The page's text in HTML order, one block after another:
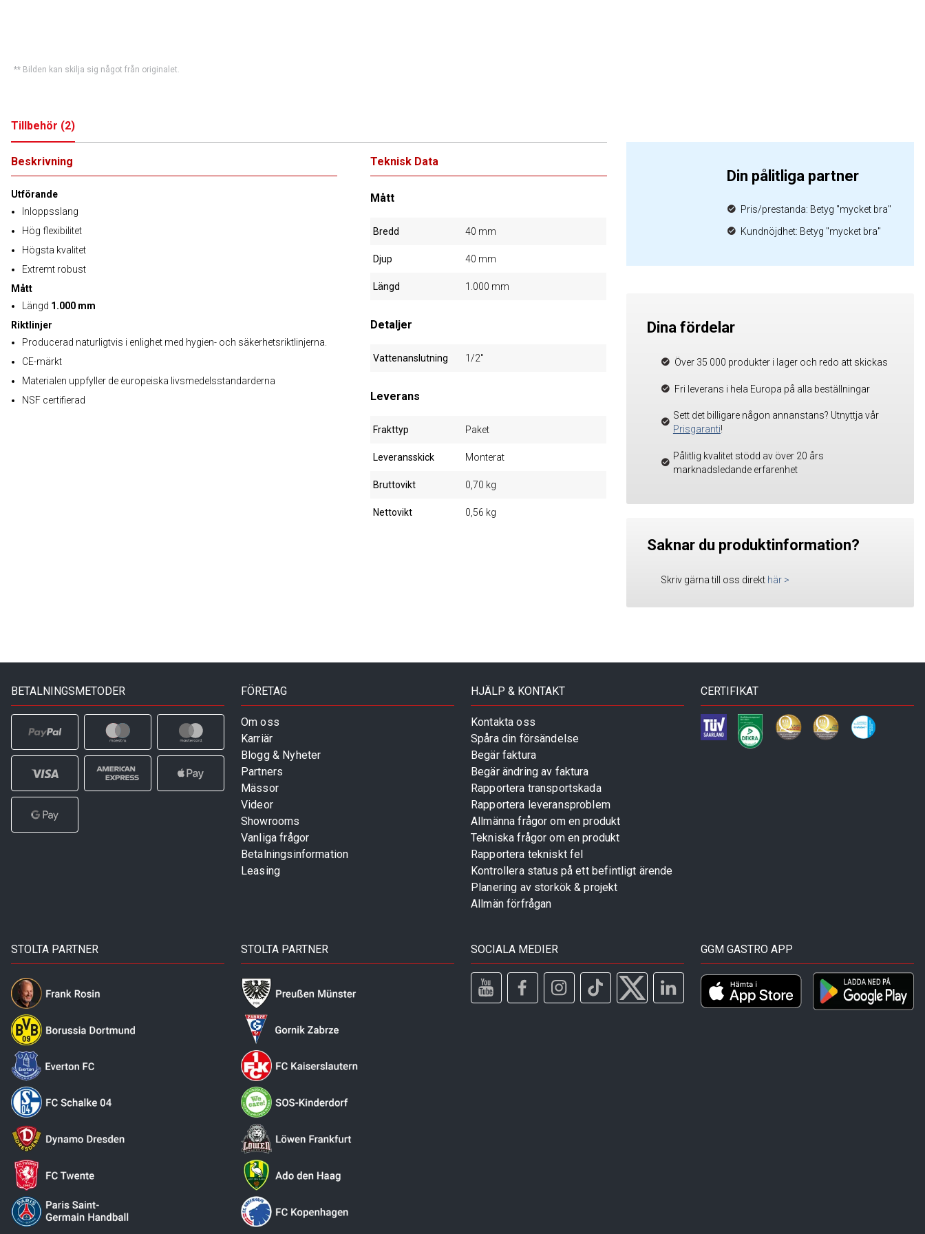
** Bilden kan skilja sig något från originalet.
Tillbehör (2)
Beskrivning
Utförande
Inloppsslang
Hög flexibilitet
Högsta kvalitet
Extremt robust
Mått
Längd 1.000 mm
Riktlinjer
Producerad naturligtvis i enlighet med hygien- och säkerhetsriktlinjerna.
CE-märkt
Materialen uppfyller de europeiska livsmedelsstandarderna
NSF certifierad
Teknisk Data
Mått
Bredd 40 mm
Djup 40 mm
Längd 1.000 mm
Detaljer
Vattenanslutning 1/2"
Leverans
Frakttyp Paket
Leveransskick Monterat
Bruttovikt 0,70 kg
Nettovikt 0,56 kg
Din pålitliga partner
Pris/prestanda: Betyg "mycket bra"
Kundnöjdhet: Betyg "mycket bra"
Dina fördelar
Över 35 000 produkter i lager och redo att skickas
Fri leverans i hela Europa på alla beställningar
Sett det billigare någon annanstans? Utnyttja vår
Prisgaranti!
Pålitlig kvalitet stödd av över 20 års
marknadsledande erfarenhet
Saknar du produktinformation?
Skriv gärna till oss direkt här >
BETALNINGSMETODER FÖRETAG
Om oss
Karriär
Blogg & Nyheter
Partners
Mässor
Videor
Showrooms
Vanliga frågor
Betalningsinformation
Leasing
HJÄLP & KONTAKT
Kontakta oss
Spåra din försändelse
Begär faktura
Begär ändring av faktura
Rapportera transportskada
Rapportera leveransproblem
Allmänna frågor om en produkt
Tekniska frågor om en produkt
Rapportera tekniskt fel
Kontrollera status på ett befintligt ärende
Planering av storkök & projekt
Allmän förfrågan
CERTIFIKAT
STOLTA PARTNER STOLTA PARTNER SOCIALA MEDIER GGM GASTRO APP